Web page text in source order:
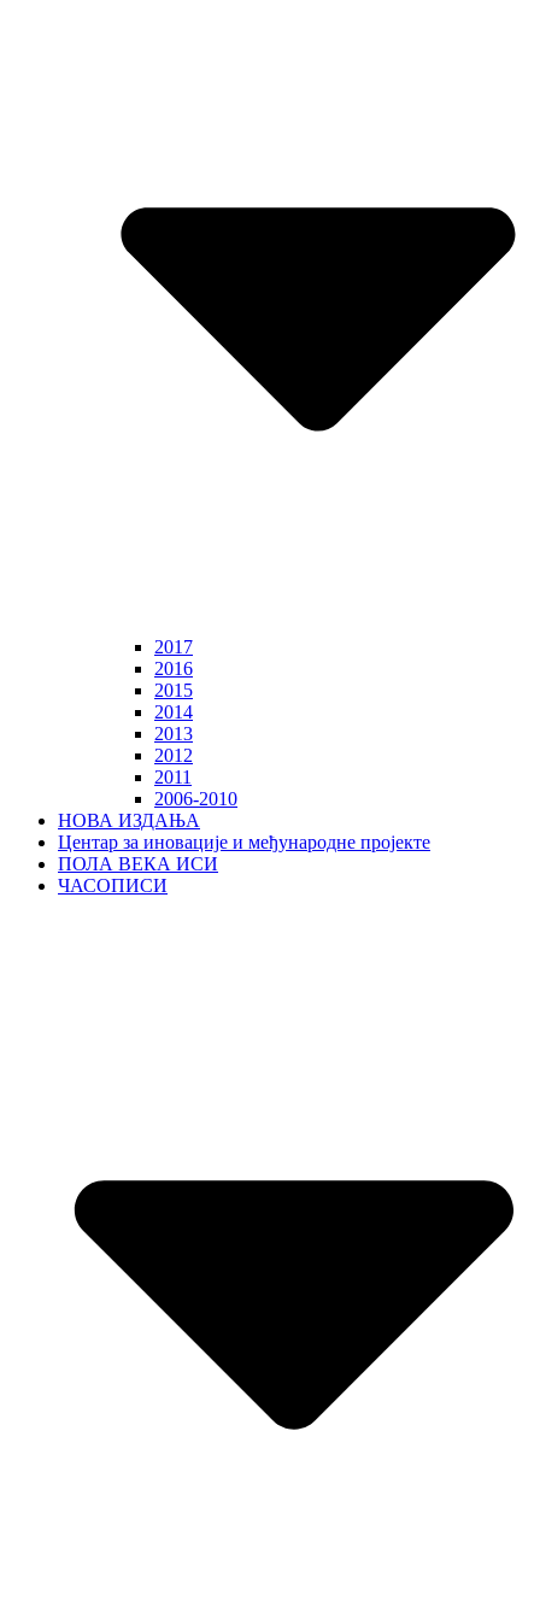
2017
2016
2015
2014
2013
2012
2011
2006-2010
НОВА ИЗДАЊА
Центар за иновације и међународне пројекте
ПОЛА ВЕКА ИСИ
ЧАСОПИСИ